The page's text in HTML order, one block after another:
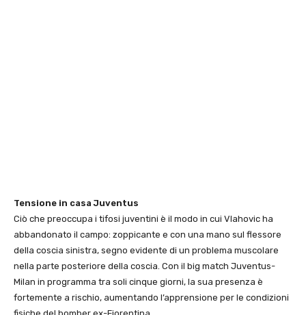
Tensione in casa Juventus
Ciò che preoccupa i tifosi juventini è il modo in cui Vlahovic ha
abbandonato il campo: zoppicante e con una mano sul flessore
della coscia sinistra, segno evidente di un problema muscolare
nella parte posteriore della coscia. Con il big match Juventus-
Milan in programma tra soli cinque giorni, la sua presenza è
fortemente a rischio, aumentando l’apprensione per le condizioni